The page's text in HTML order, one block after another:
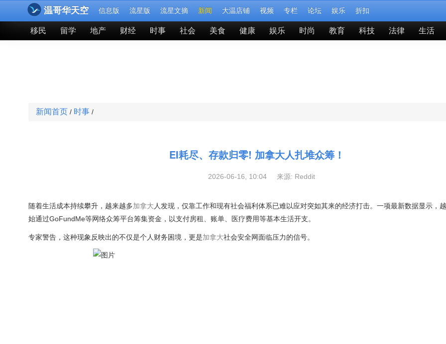
温哥华天空 信息版 流星版 流星文摘 新闻 大温店铺 视频 专栏 论坛 娱乐 折扣
移民 留学 地产 财经 时事 社会 美食 健康 娱乐 时尚 教育 科技 法律 生活
新闻首页 / 时事 /
EI耗尽、存款归零! 加拿大人扎堆众筹！
2026-06-16, 10:04 来源: Reddit
随着生活成本持续攀升，越来越多加拿大 人发现，仅靠工作和现有社会福利体系已难以应对突如其来的经济打击。一项最新数据显示，
始通过GoFundMe等网络众筹平台筹集资金，以支付房租、账单、医疗费用等基本生活开支。
专家警告，这种现象反映出的不仅是个人财务困境，更是加拿大社会安全网面临压力的信号。